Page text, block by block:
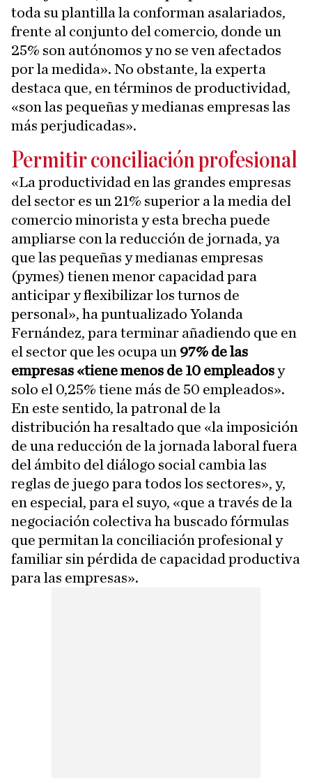
toda su plantilla la conforman asalariados,
frente al conjunto del comercio, donde un
25% son autónomos y no se ven afectados
por la medida». No obstante, la experta
destaca que, en términos de productividad,
«son las pequeñas y medianas empresas las
más perjudicadas».
Permitir conciliación profesional
«La productividad en las grandes empresas
del sector es un 21% superior a la media del
comercio minorista y esta brecha puede
ampliarse con la reducción de jornada, ya
que las pequeñas y medianas empresas
(pymes) tienen menor capacidad para
anticipar y flexibilizar los turnos de
personal», ha puntualizado Yolanda
Fernández, para terminar añadiendo que en
el sector que les ocupa un 97% de las
empresas «tiene menos de 10 empleadosy
solo el 0,25% tiene más de 50 empleados».
En este sentido, la patronal de la
distribución ha resaltado que «la imposición
de una reducción de la jornada laboral fuera
del ámbito del diálogo social cambia las
reglas de juego para todos los sectores», y,
en especial, para el suyo, «que a través de la
negociación colectiva ha buscado fórmulas
que permitan la conciliación profesional y
familiar sin pérdida de capacidad productiva
para las empresas».